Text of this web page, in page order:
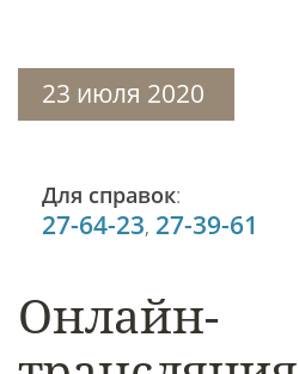
Онлайн-
23 июля 2020
Для справок:
27-64-23, 27-39-61